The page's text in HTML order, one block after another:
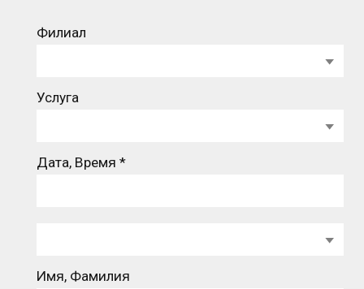
Филиал
Услуга
Дата, Время *
Имя, Фамилия